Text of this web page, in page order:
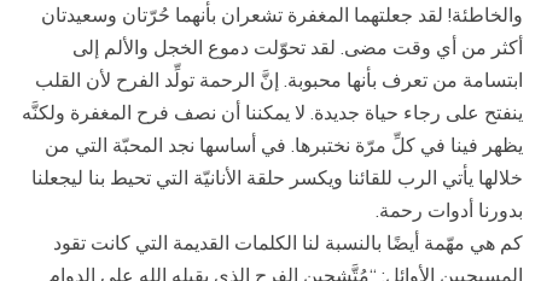
والخاطئة! لقد جعلتهما المغفرة تشعران بأنهما حُرّتان وسعيدتان
أكثر من أي وقت مضى. لقد تحوّلت دموع الخجل والألم إلى
ابتسامة من تعرف بأنها محبوبة. إنَّ الرحمة تولِّد الفرح لأن القلب
ينفتح على رجاء حياة جديدة. لا يمكننا أن نصف فرح المغفرة ولكنَّه
يظهر فينا في كلِّ مرّة نختبرها. في أساسها نجد المحبّة التي من
خلالها يأتي الرب للقائنا ويكسر حلقة الأنانيّة التي تحيط بنا ليجعلنا
بدورنا أدوات رحمة.
كم هي مهّمة أيضًا بالنسبة لنا الكلمات القديمة التي كانت تقود
المسيحيين الأوائل: “مُتَّشحين الفرح الذي يقبله الله على الدوام